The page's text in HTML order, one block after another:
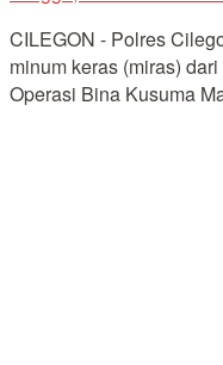
CILEGON - Polres
minum keras (miras)
Operasi Bina Kusuma